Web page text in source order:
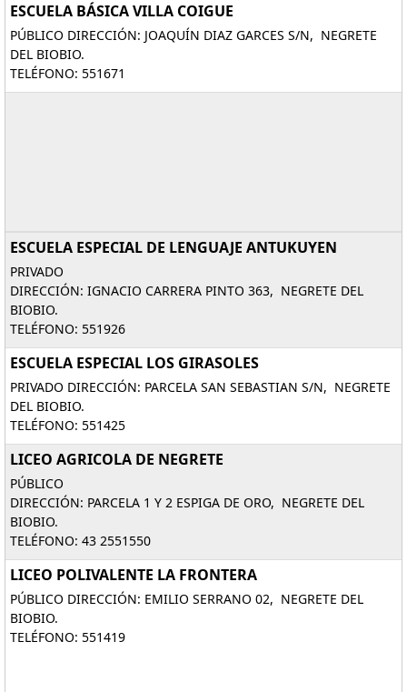
ESCUELA BÁSICA VILLA COIGUE
PÚBLICO DIRECCIÓN: JOAQUÍN DIAZ GARCES S/N, NEGRETE
DEL BIOBIO.
TELÉFONO: 551671
ESCUELA ESPECIAL DE LENGUAJE ANTUKUYEN
PRIVADO
DIRECCIÓN: IGNACIO CARRERA PINTO 363, NEGRETE DEL
BIOBIO.
TELÉFONO: 551926
ESCUELA ESPECIAL LOS GIRASOLES
PRIVADO DIRECCIÓN: PARCELA SAN SEBASTIAN S/N, NEGRETE
DEL BIOBIO.
TELÉFONO: 551425
LICEO AGRICOLA DE NEGRETE
PÚBLICO
DIRECCIÓN: PARCELA 1 Y 2 ESPIGA DE ORO, NEGRETE DEL
BIOBIO.
TELÉFONO: 43 2551550
LICEO POLIVALENTE LA FRONTERA
PÚBLICO DIRECCIÓN: EMILIO SERRANO 02, NEGRETE DEL
BIOBIO.
TELÉFONO: 551419